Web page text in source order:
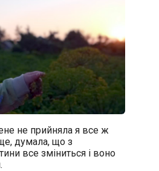
не прийняла я все ж
думала, що з
все зміниться і воно